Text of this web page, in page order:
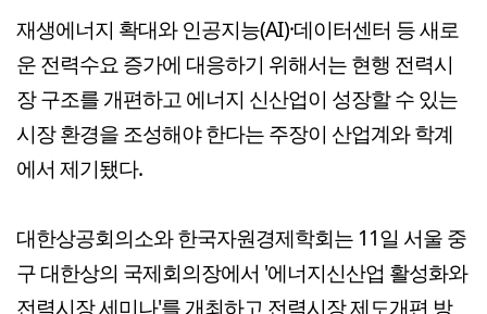
재생에너지 확대와 인공지능(AI)·데이터센터 등 새로
운 전력수요 증가에 대응하기 위해서는 현행 전력시
장 구조를 개편하고 에너지 신산업이 성장할 수 있는
시장 환경을 조성해야 한다는 주장이 산업계와 학계
에서 제기됐다.
대한상공회의소와 한국자원경제학회는 11일 서울 중
구 대한상의 국제회의장에서 '에너지신산업 활성화와
전력시장 세미나'를 개최하고 전력시장 제도개편 방